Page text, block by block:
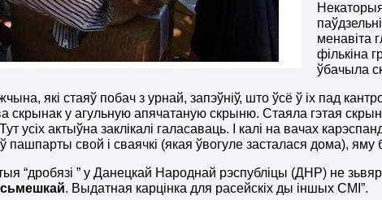
менавіта
фількіна
ўбачыла
які стаяў побач з урнай, запэўніў, што ўсё ў іх пад
скрынак у агульную апячатаную скрыню. Стаяла гэтая
усіх актыўна заклікалі галасаваць. І калі на вачах
пашпарты свой ​​і сваячкі (якая ўвогуле засталася дома),
“дробязі ” у Данецкай Народнай рэспубліцы (ДНР) не
. Выдатная карцінка для расейскіх ды іншых СМІ”.